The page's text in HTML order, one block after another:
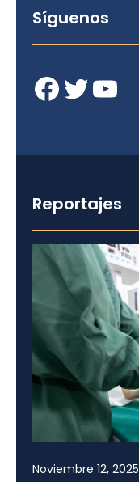
Síguenos
Facebook Twitter YouTube
Reportajes
Noviembre 12, 2025